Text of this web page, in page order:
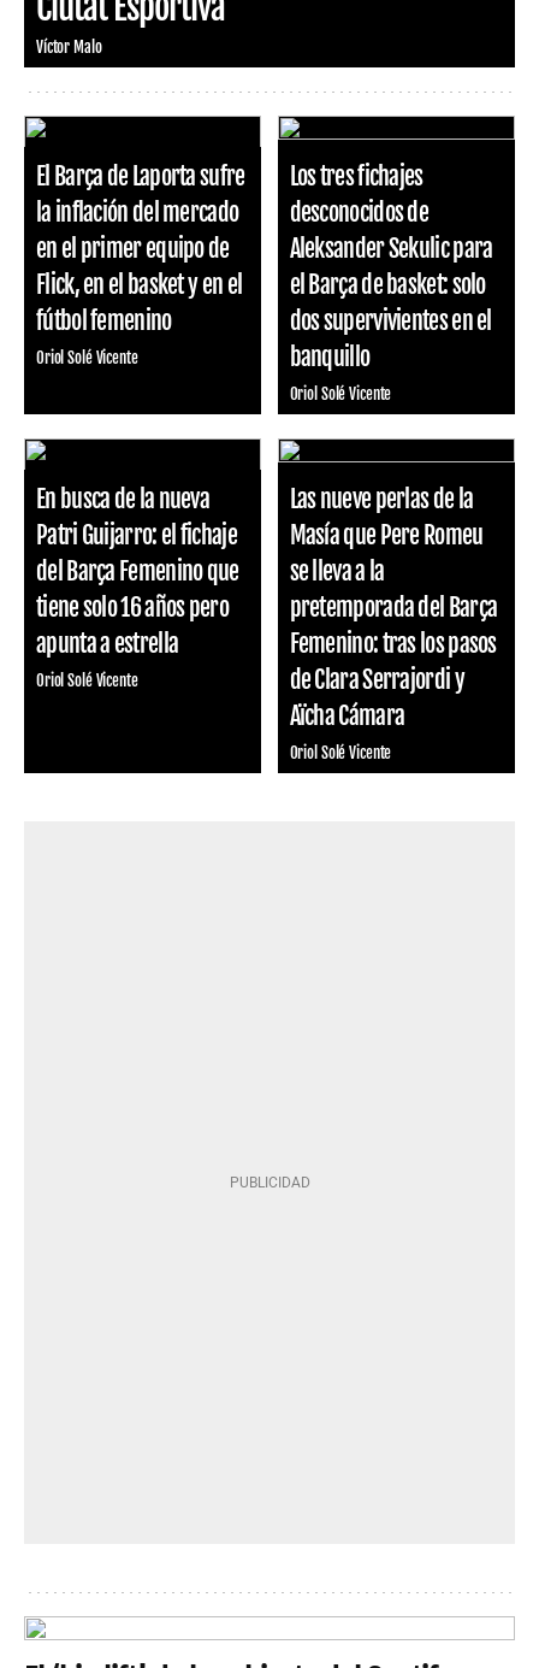
Víctor Malo
El Barça de Laporta sufre
la inflación del mercado
en el primer equipo de
Flick, en el basket y en el
fútbol femenino
Oriol Solé Vicente
Los tres fichajes
desconocidos de
Aleksander Sekulic para
el Barça de basket: solo
dos supervivientes en el
banquillo
Oriol Solé Vicente
En busca de la nueva
Patri Guijarro: el fichaje
del Barça Femenino que
tiene solo 16 años pero
apunta a estrella
Oriol Solé Vicente
Las nueve perlas de la
Masía que Pere Romeu
se lleva a la
pretemporada del Barça
Femenino: tras los pasos
de Clara Serrajordi y
Aïcha Cámara
Oriol Solé Vicente